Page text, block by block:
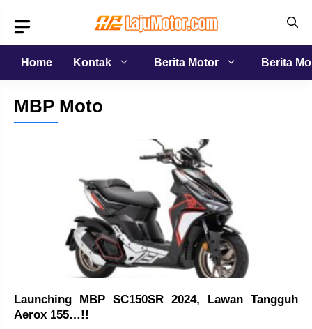
isi
Home
Kontak Berita Motor Berita
MBP Moto
Launching MBP SC150SR 2024, Lawan Tangguh
Aerox 155…!!